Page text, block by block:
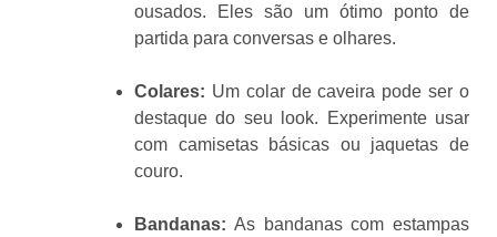
ousados. Eles são um ótimo ponto de
partida para conversas e olhares.
Colares: Um colar de caveira pode ser o
destaque do seu look. Experimente usar
com camisetas básicas ou jaquetas de
couro.
Bandanas: As bandanas com estampas